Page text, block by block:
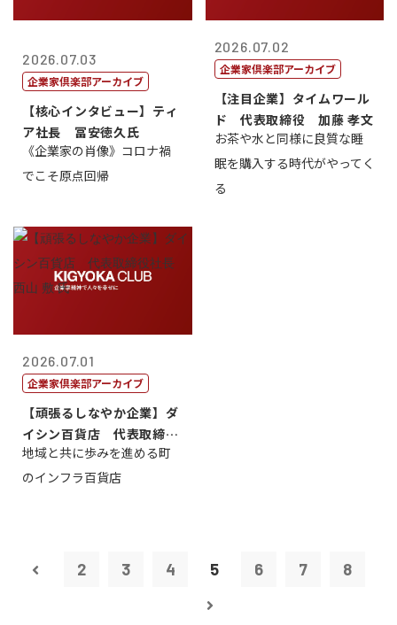
2026.07.03
企業家倶楽部アーカイブ
【核心インタビュー】ティ
ア社長 冨安徳久氏
《企業家の肖像》コロナ禍
でこそ原点回帰
2026.07.02
企業家倶楽部アーカイブ
【注目企業】タイムワール
ド 代表取締役 加藤 孝文
お茶や水と同様に良質な睡
眠を購入する時代がやってく
る
2026.07.01
企業家倶楽部アーカイブ
【頑張るしなやか企業】ダ
イシン百貨店 代表取締役
社長 西山 ...
地域と共に歩みを進める町
のインフラ百貨店
2 3 4 5 6 7 8